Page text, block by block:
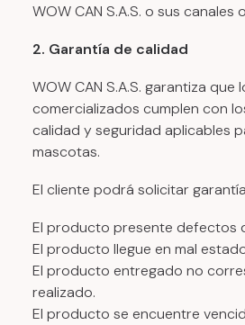
WOW CAN S.A.S. o sus canales
2. Garantía de calidad
WOW CAN S.A.S. garantiza
comercializados cumplen con
calidad y seguridad aplicables
mascotas.
El cliente podrá solicitar
El producto presente defectos
El producto llegue en mal
El producto entregado no
realizado.
El producto se encuentre